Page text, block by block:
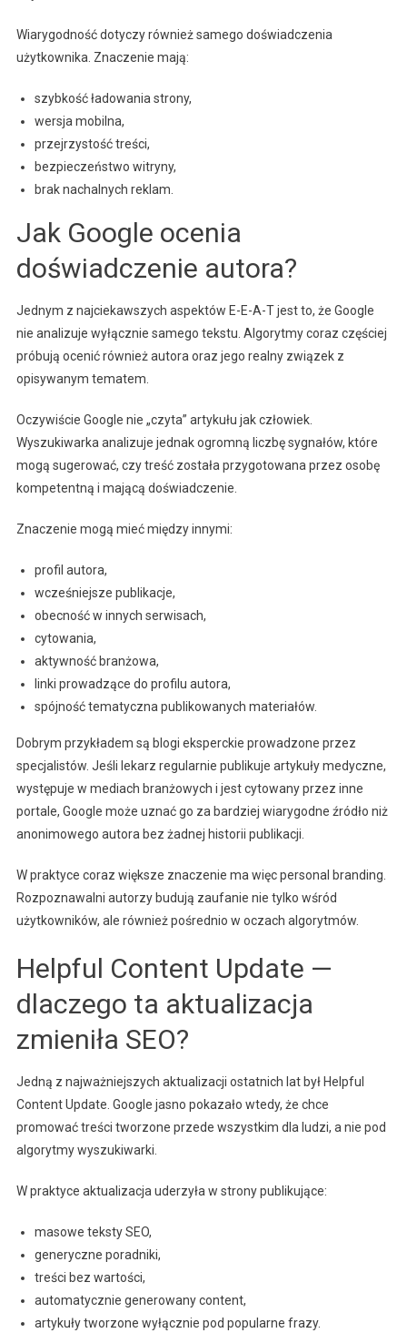
Wiarygodność dotyczy również samego doświadczenia
użytkownika. Znaczenie mają:
szybkość ładowania strony,
wersja mobilna,
przejrzystość treści,
bezpieczeństwo witryny,
brak nachalnych reklam.
Jak Google ocenia
doświadczenie autora?
Jednym z najciekawszych aspektów E-E-A-T jest to, że Google
nie analizuje wyłącznie samego tekstu. Algorytmy coraz częściej
próbują ocenić również autora oraz jego realny związek z
opisywanym tematem.
Oczywiście Google nie „czyta” artykułu jak człowiek.
Wyszukiwarka analizuje jednak ogromną liczbę sygnałów, które
mogą sugerować, czy treść została przygotowana przez osobę
kompetentną i mającą doświadczenie.
Znaczenie mogą mieć między innymi:
profil autora,
wcześniejsze publikacje,
obecność w innych serwisach,
cytowania,
aktywność branżowa,
linki prowadzące do profilu autora,
spójność tematyczna publikowanych materiałów.
Dobrym przykładem są blogi eksperckie prowadzone przez
specjalistów. Jeśli lekarz regularnie publikuje artykuły medyczne,
występuje w mediach branżowych i jest cytowany przez inne
portale, Google może uznać go za bardziej wiarygodne źródło niż
anonimowego autora bez żadnej historii publikacji.
W praktyce coraz większe znaczenie ma więc personal branding.
Rozpoznawalni autorzy budują zaufanie nie tylko wśród
użytkowników, ale również pośrednio w oczach algorytmów.
Helpful Content Update —
dlaczego ta aktualizacja
zmieniła SEO?
Jedną z najważniejszych aktualizacji ostatnich lat był Helpful
Content Update. Google jasno pokazało wtedy, że chce
promować treści tworzone przede wszystkim dla ludzi, a nie pod
algorytmy wyszukiwarki.
W praktyce aktualizacja uderzyła w strony publikujące:
masowe teksty SEO,
generyczne poradniki,
treści bez wartości,
automatycznie generowany content,
artykuły tworzone wyłącznie pod popularne frazy.